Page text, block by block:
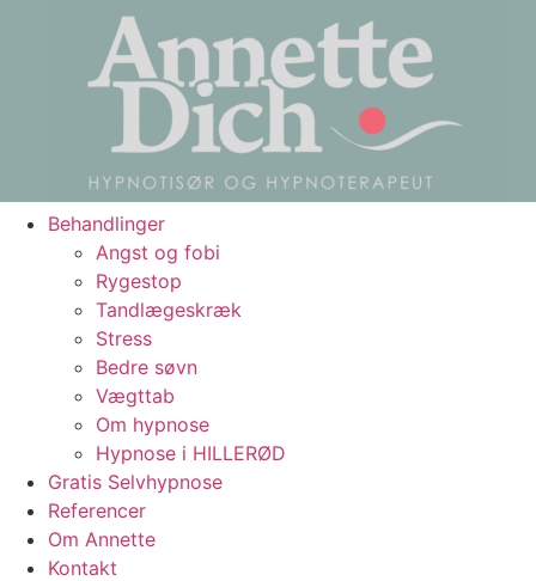
Behandlinger
Angst og fobi
Rygestop
Tandlægeskræk
Stress
Bedre søvn
Vægttab
Om hypnose
Hypnose i HILLERØD
Gratis Selvhypnose
Referencer
Om Annette
Kontakt